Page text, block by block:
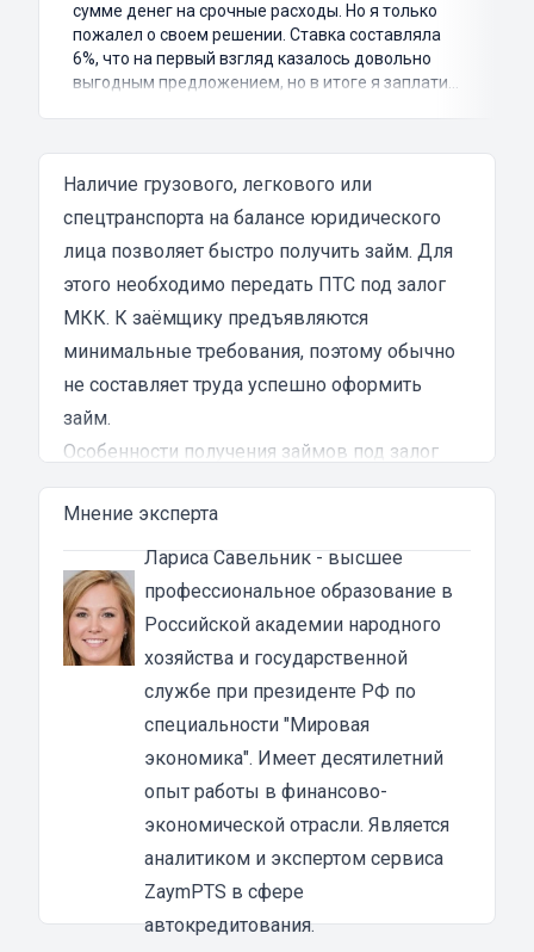
сумме денег на срочные расходы. Но я только
пожалел о своем решении. Ставка составляла
6%, что на первый взгляд казалось довольно
выгодным предложением, но в итоге я заплатил
затянутым и занял много времени и усилий.
Никакого профессионализма и
Разочарование и раздражение - это все, что я
испытал в результате этого кредита...
Наличие грузового, легкового или
спецтранспорта на балансе юридического
лица позволяет быстро получить займ. Для
этого необходимо передать ПТС под залог
МКК. К заёмщику предъявляются
минимальные требования, поэтому обычно
не составляет труда успешно оформить
займ.
Особенности получения займов под залог
ПТС для развития бизнеса для юридических
лиц в Жигулёвске
Причин для получения займа немало,
поэтому юридические лица часто
пользуются данной услугой. Чаще всего они
берут кредит для развития бизнеса. Это
разумно, потому как важно продвигать своё
дело и добиваться того, чтобы компания
развивалась. Когда на это не хватает
денежных средств, можно оформить займ, а
потом постепенно выплатить долг.
Залоговое имущество остаётся у
предпринимателя, и его можно
использовать в своих целях. Под залог
Мнение эксперта
Лариса Савельник- высшее
профессиональное образование в
Российской академии народного
хозяйства и государственной
службе при президенте РФ по
специальности "Мировая
экономика". Имеет десятилетний
опыт работы в финансово-
экономической отрасли. Является
аналитиком и экспертом сервиса
ZaymPTS в сфере
автокредитования.